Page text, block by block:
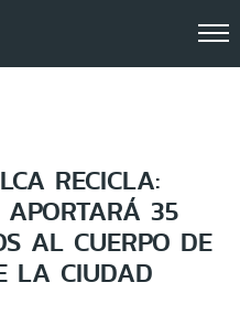
RECICLA:
35
AL CUERPO DE
LA CIUDAD